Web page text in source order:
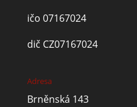
ičo 07167024
dič CZ07167024
Adresa
Brněnská 143